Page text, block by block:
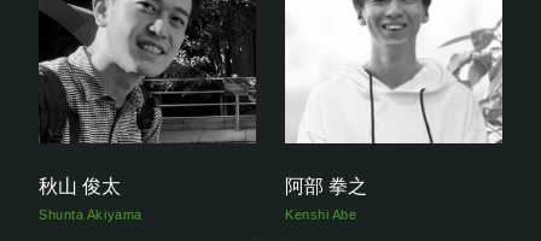
秋山 俊太
Shunta Akiyama
阿部 拳之
Kenshi Abe